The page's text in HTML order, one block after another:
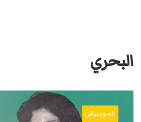
البحري
“بڤار
أسطورةالموسيقى